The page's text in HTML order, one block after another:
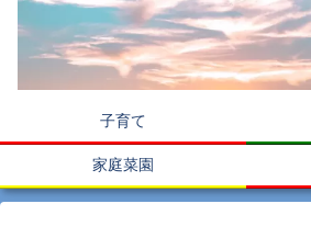
子育て
家庭菜園